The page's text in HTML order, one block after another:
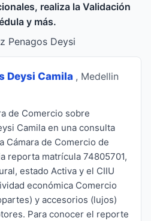
realiza la Validación
y más.
Penagos Deysi
Deysi Camila , Medellin
de Comercio sobre
Camila en una consulta
Cámara de Comercio de
reporta matrícula 74805701,
estado Activa y el CIIU
económica Comercio
y accesorios (lujos)
Para conocer el reporte